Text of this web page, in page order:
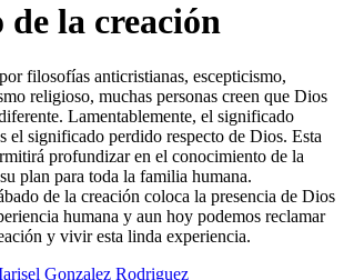
de la creación
filosofías anticristianas, escepticismo,
religioso, muchas personas creen que Dios
Lamentablemente, el significado
el significado perdido respecto de Dios. Esta
profundizar en el conocimiento de la
plan para toda la familia humana.
de la creación coloca la presencia de Dios
humana y aun hoy podemos reclamar
y vivir esta linda experiencia.
Gonzalez Rodriguez